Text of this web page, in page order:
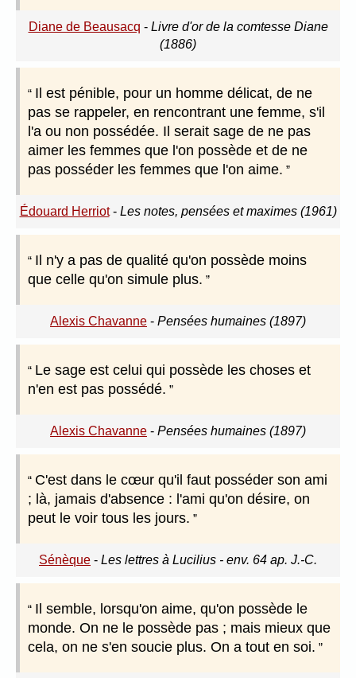
Diane de Beausacq - Livre d'or de la comtesse Diane
(1886)
Il est pénible, pour un homme délicat, de ne
pas se rappeler, en rencontrant une femme, s'il
l'a ou non possédée. Il serait sage de ne pas
aimer les femmes que l'on possède et de ne
pas posséder les femmes que l'on aime.
Édouard Herriot- Les notes, pensées et maximes (1961)
Il n'y a pas de qualité qu'on possède moins
que celle qu'on simule plus.
Alexis Chavanne - Pensées humaines (1897)
Le sage est celui qui possède les choses et
n'en est pas possédé.
Alexis Chavanne - Pensées humaines (1897)
C'est dans le cœur qu'il faut posséder son ami
; là, jamais d'absence : l'ami qu'on désire, on
peut le voir tous les jours.
Sénèque - Les lettres à Lucilius - env. 64 ap. J.-C.
Il semble, lorsqu'on aime, qu'on possède le
monde. On ne le possède pas ; mais mieux que
cela, on ne s'en soucie plus. On a tout en soi.